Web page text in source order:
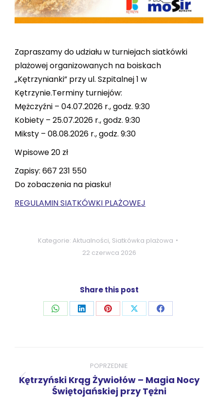
Zapraszamy do udziału w turniejach siatkówki
plażowej organizowanych na boiskach
„Kętrzynianki” przy ul. Szpitalnej 1 w
Kętrzynie.Terminy turniejów:
Mężczyźni – 04.07.2026 r., godz. 9:30
Kobiety – 25.07.2026 r., godz. 9:30
Miksty – 08.08.2026 r., godz. 9:30
Wpisowe 20 zł
Zapisy: 667 231 550
Do zobaczenia na piasku!
REGULAMIN SIATKÓWKI PLAŻOWEJ
Kategorie: Aktualności, Siatkówka plażowa
22 czerwca 2026
Share this post
UdostępnijUdostępnijUdostępnijUdostępnijUdostępnij
POPRZEDNIE
Poprzedni
wpis:
Kętrzyński Krąg Żywiołów – Magia Nocy
Świętojańskiej przy Tężni